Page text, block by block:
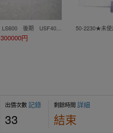
希少 LS460 LS600 後期 USF40 UVF45 モデリスタ MODELLISTA フロントスポイラー ホワイトパール D2531-39610 390902
300000円
出價次數記錄
33
剩餘時間詳細
結束